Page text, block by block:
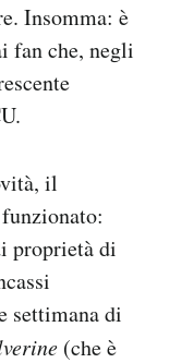
Insomma: è
fan che, negli
il
proprietà di
settimana di
(che è